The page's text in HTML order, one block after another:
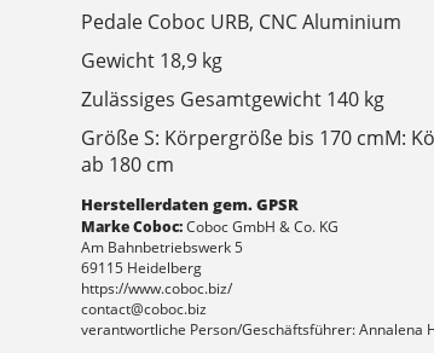
Pedale Coboc URB, CNC Aluminium
Gewicht 18,9 kg
Zulässiges Gesamtgewicht 140 kg
Größe S: Körpergröße bis 170 cmM:
ab 180 cm
Herstellerdaten gem. GPSR
Marke Coboc:Coboc GmbH & Co. KG
Am Bahnbetriebswerk 5
69115 Heidelberg
https://www.coboc.biz/
contact@coboc.biz
verantwortliche Person/Geschäftsführer: Annalena